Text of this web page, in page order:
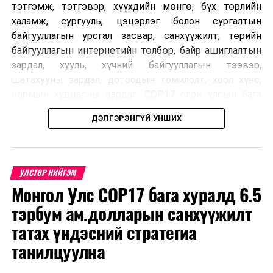
УНШСАН: 4011
ДАРААХ МЭДЭЭ
Сэжигтэй этгээд цэргийн бааз руу нэвтрэхийг завджээ
ерөнхий хорооны гишүүдтэй уулзлаа
тэтгэмж, тэтгэвэр, хүүхдийн мөнгө, бүх төрлийн
халамж, сургууль, цэцэрлэг болон сургалтын
байгууллагын урсгал засвар, санхүүжилт, төрийн
байгууллагын интернетийн төлбөр, байр ашиглалтын
зардал, хууль, хүчний байгууллагын тээвэр,
хурлын зардал, Засгийн газрын өр, орон нутгийн нөөц
хөрөнгийн санхүүжилтийг хэвийн үргэлжлүүлэхээр
Харин дараах зардлыг хязгаарлахаар болсон байна.
Үүнд:
Олон улсын болон Засгийн газрын
шийдвэртэйгээс бусад хурал, зөвлөгөөн, ой,
тэмдэглэлт өдөр, найр наадам, соёлын арга
хэмжээ;
ДЭЛГЭРЭНГҮЙ УНШИХ
УЛСТӨР НИЙГЭМ
Монгол Улс COP17 бага хуралд 6.5
тэрбум ам.долларын санхүүжилт
татах үндэсний стратегиа
танилцуулна